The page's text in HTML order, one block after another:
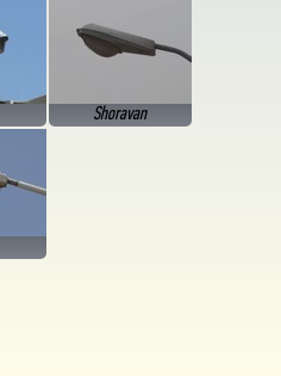
Shoravan